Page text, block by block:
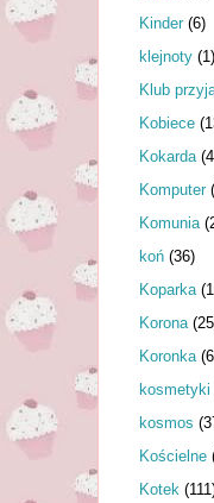
Kinder (6)
klejnoty (1)
Klub
Kobiece
Kokarda
Komputer
Komunia
koń (36)
Koparka
Korona
Koronka
kosmetyki
kosmos
Kościelne
Kotek